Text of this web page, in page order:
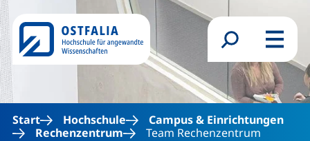
Direkt zum Inhalt
Suchformular
Menü
Start Hochschule
Campus & Einrichtungen
Rechenzentrum
Team Rechenzentrum